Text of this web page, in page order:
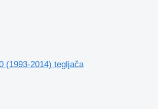
(1993-2014) tegljača